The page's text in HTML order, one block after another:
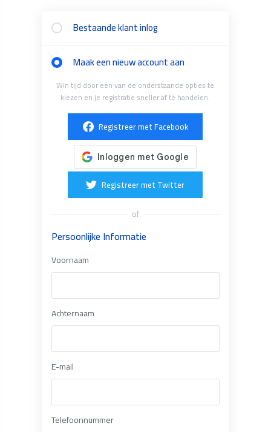
Bestaande klant inlog
Maak een nieuw account aan
Win tijd door een van de onderstaande opties te
kiezen en je registratie sneller af te handelen.
Registreer met Facebook
Registreer met Twitter
of
Persoonlijke Informatie
Voornaam
Achternaam
E-mail
Telefoonnummer